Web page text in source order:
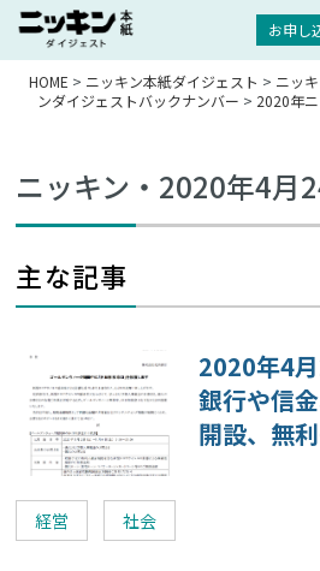
お申し
HOME > ニッキン本紙ダイジェスト > ニッ
ンダイジェストバックナンバー > 2020年
ニッキン・2020年4月
主な記事
2020年4
銀行や信
開設、無
経営 社会